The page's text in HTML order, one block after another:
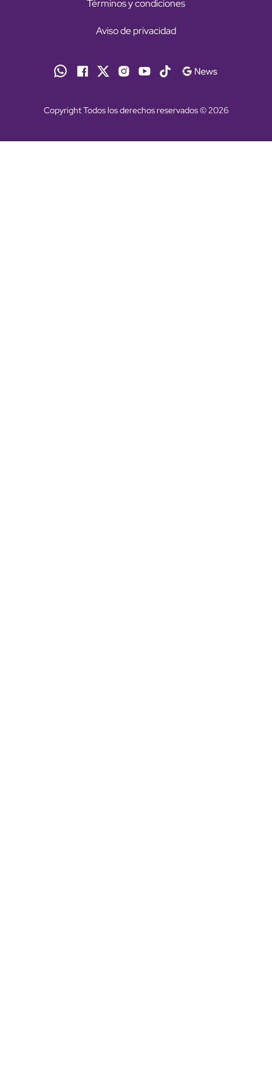
Términos y condiciones
Aviso de privacidad
Copyright Todos los derechos reservados © 2026